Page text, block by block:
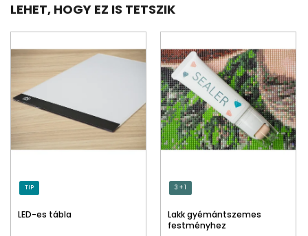
LEHET, HOGY EZ IS TETSZIK
TIP
LED-es tábla
3 + 1
Lakk gyémántszemes
festményhez